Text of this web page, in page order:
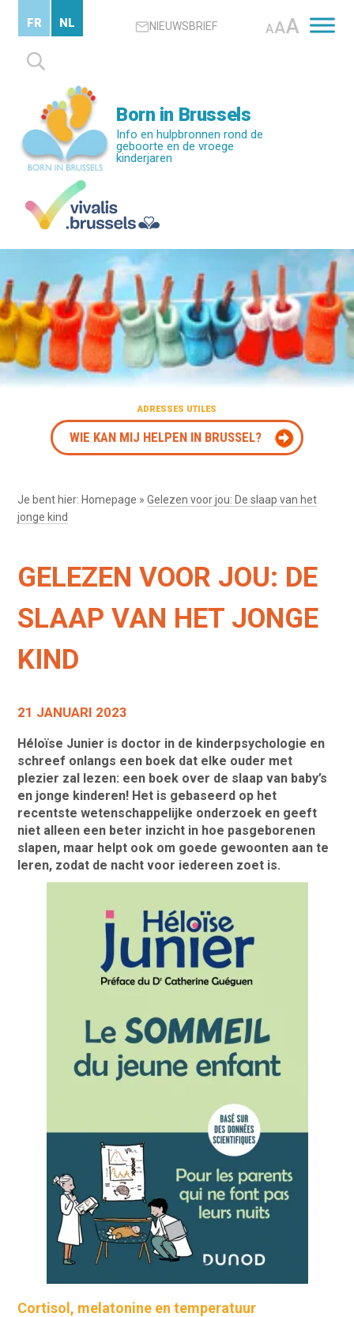
content
NIEUWSBRIEF AAA
Zoeken
naar:
FR NL
Born in Brussels
Info en hulpbronnen rond de
geboorte en de vroege
kinderjaren
ADRESSES UTILES
WIE KAN MIJ HELPEN IN BRUSSEL?
Je bent hier: Homepage »Gelezen voor jou: De slaap van het
jonge kind
GELEZEN VOOR JOU: DE
SLAAP VAN HET JONGE
KIND
21 JANUARI 2023
Héloïse Junier is doctor in de kinderpsychologie en
schreef onlangs een boek dat elke ouder met
plezier zal lezen: een boek over de slaap van baby’s
en jonge kinderen! Het is gebaseerd op het
recentste wetenschappelijke onderzoek en geeft
niet alleen een beter inzicht in hoe pasgeborenen
slapen, maar helpt ook om goede gewoonten aan te
leren, zodat de nacht voor iedereen zoet is.
Cortisol, melatonine en temperatuur